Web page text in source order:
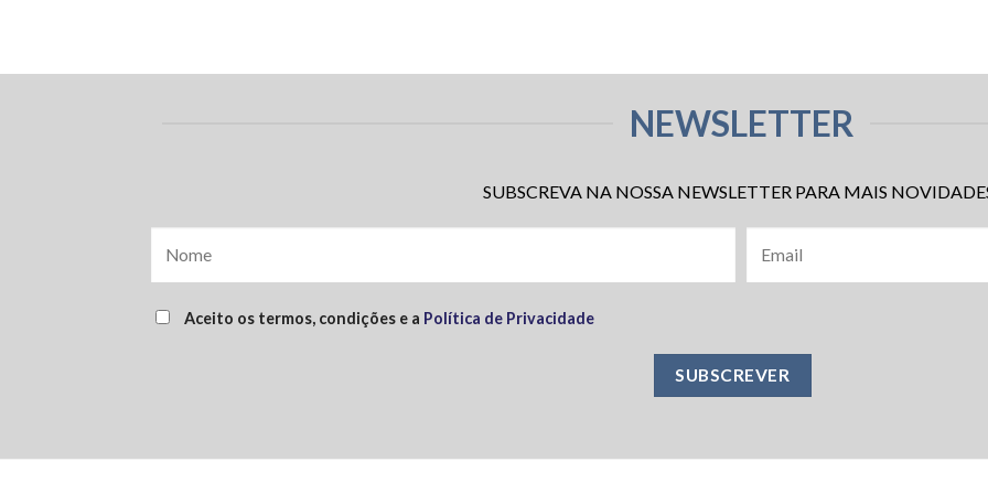
NEWSLETTER
SUBSCREVA NA NOSSA NEWSLETTER PARA MAIS
Aceito os termos, condições e a Política de Privacidade